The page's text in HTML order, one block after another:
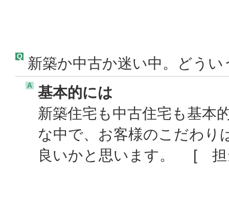
Q 新築か中古か迷い中。どう
A
基本的には
新築住宅も中古住宅も基本
な中で、お客様のこだわり
良いかと思います。 [